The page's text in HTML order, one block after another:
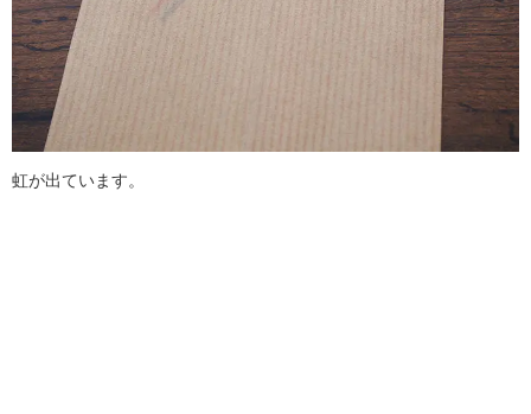
虹が出ています。